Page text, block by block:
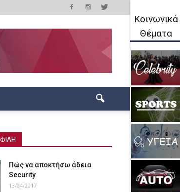
Πώς να αποκτήσω άδεια
Security
13/04/2017
Κοινωνικά
Θέματα